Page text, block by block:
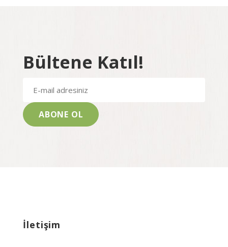
Bültene Katıl!
İletişim